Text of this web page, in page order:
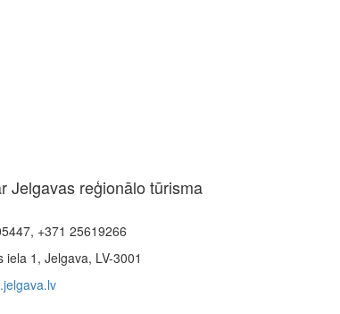
Jelgavas reģionālo tūrisma
+371 25619266
iela 1, Jelgava, LV-3001